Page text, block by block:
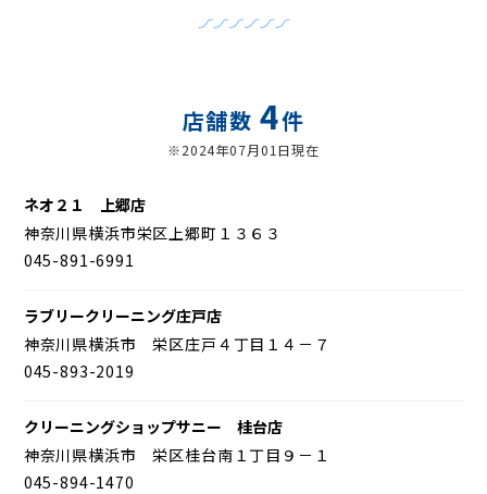
店舗数4件
※2024年07月01日現在
ネオ２１ 上郷店
神奈川県横浜市栄区上郷町１３６３
045-891-6991
ラブリークリーニング庄戸店
神奈川県横浜市 栄区庄戸４丁目１４－７
045-893-2019
クリーニングショップサニー 桂台店
神奈川県横浜市 栄区桂台南１丁目９－１
045-894-1470